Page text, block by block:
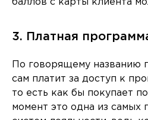
баллов с карты клиента
3. Платная
По говорящему названию
сам платит за доступ к
то есть как бы покупает
момент это одна из самых